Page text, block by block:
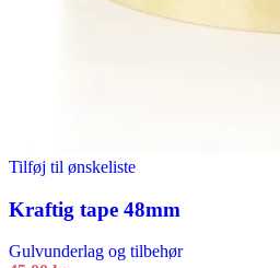
Tilføj til ønskeliste
Kraftig tape 48mm
Gulvunderlag og tilbehør